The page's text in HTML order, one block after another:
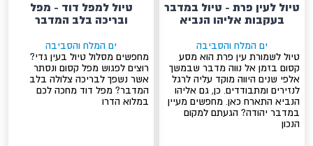
טיול לעין פרת - טיול במדבר
בעקבות אליהו הנביא
ים המלח והסביבה
טיול לשמורת עין פרת הוא מסע
קסום בזמן אל נווה מדבר שבמשך
אלפי שנים היווה מוקד עליה לרגל
לנזירים ומתבודדים. כן, גם אליהו
הנביא התארח כאן. מחפשים מעיין
במדבר יהודה? הגעתם למקום
הנכון
טיול למפל דוד - מפל
ובריכה בלב המדבר
ים המלח והסביבה
מחפשים מסלול טיול בעין גדי?
רוצים לפגוש מפל קסום ונסתר
אשר נשפך לבריכה צלולה בלב
המדבר? מפל דוד מחכה לכם
במלוא הדרו